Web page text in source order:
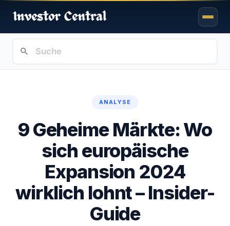
ANALYSE
9 Geheime Märkte: Wo
sich europäische
Expansion 2024
wirklich lohnt – Insider-
Guide